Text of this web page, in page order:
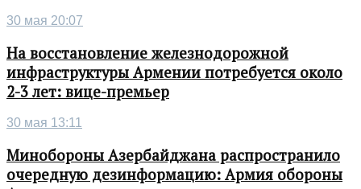
30 мая 20:07
На восстановление железнодорожной
инфраструктуры Армении потребуется около
2-3 лет: вице-премьер
30 мая 13:11
Минобороны Азербайджана распространило
очередную дезинформацию: Армия обороны